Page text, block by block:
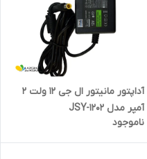
آداپتور مانیتور ال جی 12 ولت 2
آمپر مدل JSY-1202
ناموجود